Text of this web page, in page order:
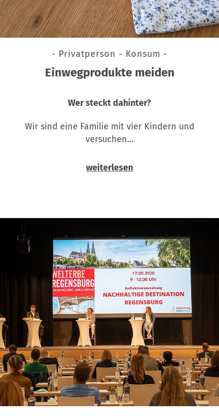
- Privatperson - Konsum -
Einwegprodukte meiden
Wer steckt dahinter?
Wir sind eine Familie mit vier Kindern und
versuchen…
weiterlesen